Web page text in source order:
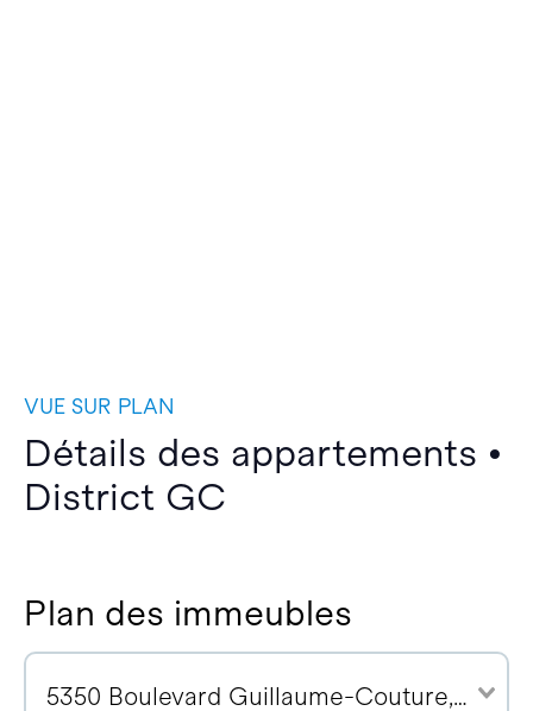
VUE SUR PLAN
Détails des appartements •
District GC
Plan des immeubles
5350 Boulevard Guillaume-Couture, G6V 4Z2 (67)